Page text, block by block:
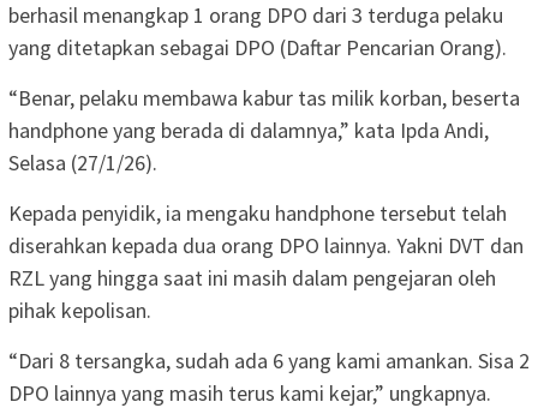
berhasil menangkap 1 orang DPO dari 3 terduga pelaku
yang ditetapkan sebagai DPO (Daftar Pencarian Orang).
“Benar, pelaku membawa kabur tas milik korban, beserta
handphone yang berada di dalamnya,” kata Ipda Andi,
Selasa (27/1/26).
Kepada penyidik, ia mengaku handphone tersebut telah
diserahkan kepada dua orang DPO lainnya. Yakni DVT dan
RZL yang hingga saat ini masih dalam pengejaran oleh
pihak kepolisan.
“Dari 8 tersangka, sudah ada 6 yang kami amankan. Sisa 2
DPO lainnya yang masih terus kami kejar,” ungkapnya.